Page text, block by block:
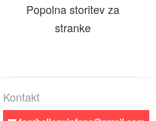
Popolna storitev za
stranke
Kontakt